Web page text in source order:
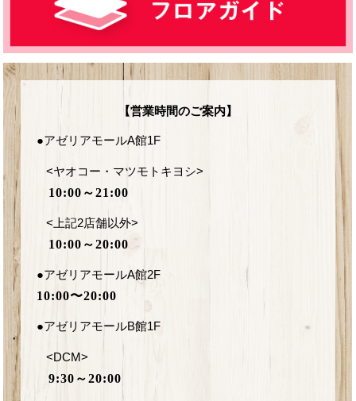
【営業時間のご案内】
●アゼリアモールA館1F
<ヤオコー・マツモトキヨシ>
10:00～21:00
<上記2店舗以外>
10:00～20:00
●アゼリアモールA館2F
10:00〜20:00
●アゼリアモールB館1F
<DCM>
9:30～20:00